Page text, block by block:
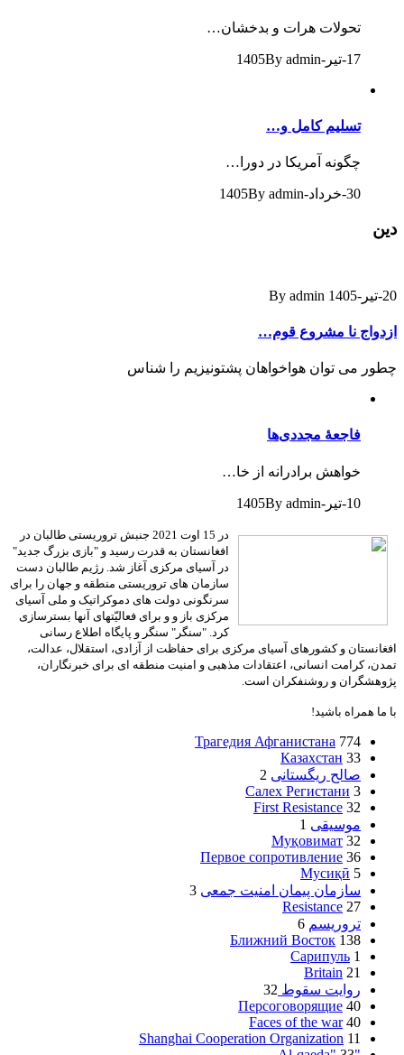
تحولات هرات و بدخشان…
17-تیر-1405 By admin
تسلیم کامل و…
چگونه آمریکا در دورا…
30-خرداد-1405 By admin
دین
20-تیر-1405 By admin
ازدواج نا مشروع قوم…
چطور می توان هواخواهان پشتونیزیم را شناس
فاجعۀ مجددی‌ها
خواهش برادرانه از خا…
10-تیر-1405 By admin
در 15 اوت 2021 جنبش تروریستی طالبان در
افغانستان به قدرت رسید و "بازی بزرگ جدید"
در آسیای مرکزی آغاز شد. رژیم طالبان دست
سازمان های تروریستی منطقه و جهان را برای
سرنگونی دولت های دموکراتیک و ملی آسیای
مرکزی باز و و برای فعالیّتهای آنها بسترسازی
کرد. "سنگر" سنگر و پایگاه اطلاع رسانی
افغانستان و کشورهای آسیای مرکزی برای حفاظت از آزادی، استقلال، عدالت،
تمدن، کرامت انسانی، اعتقادات مذهبی و امنیت منطقه ای برای خبرنگاران،
پژوهشگران و روشنفکران است.
با ما همراه باشید!
Трагедия Афганистана 774
Казахстан 33
صالح ریگستانی 2
Салех Регистани 3
First Resistance 32
موسیقی 1
Муқовимат 32
Первое сопротивление 36
Мусиқӣ 5
سازمان پیمان امنیت جمعی 3
Resistance 27
تروریسم 6
Ближний Восток 138
Сарипуль 1
Britain 21
روایت سقوط 32
Персоговорящие 40
Faces of the war 40
Shanghai Cooperation Organization 11